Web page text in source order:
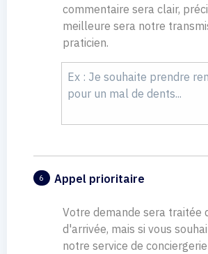
commentaire sera clair,
meilleure sera notre
praticien.
6 Appel prioritaire
Votre demande sera traitée
d'arrivée, mais si vous
notre service de